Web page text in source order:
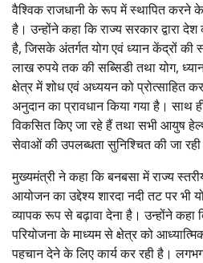
वैश्विक राजधानी के रूप में स्थापित करने
है। उन्होंने कहा कि राज्य सरकार द्वारा
है, जिसके अंतर्गत योग एवं ध्यान केंद्रों
लाख रुपये तक की सब्सिडी तथा योग,
क्षेत्र में शोध एवं अध्ययन को
अनुदान का प्रावधान किया गया है। साथ
विकसित किए जा रहे हैं तथा सभी आयुष
सेवाओं की उपलब्धता सुनिश्चित की जा
मुख्यमंत्री ने कहा कि बनबसा में राज्य
आयोजन का उद्देश्य शारदा नदी तट पर भी
व्यापक रूप से बढ़ावा देना है। उन्होंने कहा
परियोजना के माध्यम से क्षेत्र को
पहचान देने के लिए कार्य कर रही है।